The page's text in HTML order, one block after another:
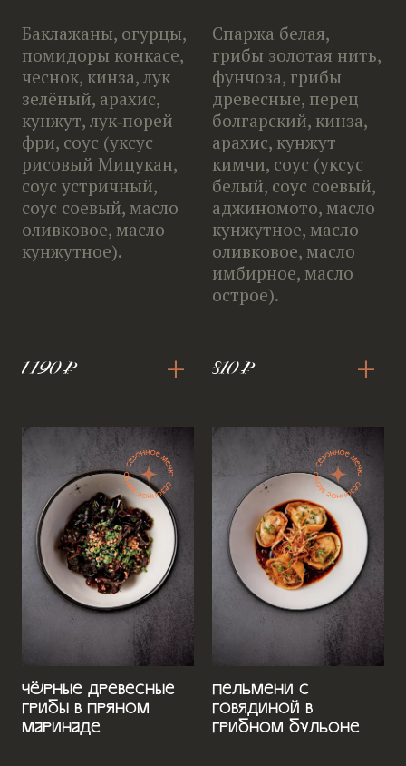
Баклажаны, огурцы,
помидоры конкасе,
чеснок, кинза, лук
зелёный, арахис,
кунжут, лук‑порей
фри, соус (уксус
рисовый Мицукан,
соус устричный,
соус соевый, масло
оливковое, масло
кунжутное).
1 190 ₽ +
Спаржа белая,
грибы золотая нить,
фунчоза, грибы
древесные, перец
болгарский, кинза,
арахис, кунжут
кимчи, соус (уксус
белый, соус соевый,
аджиномото, масло
кунжутное, масло
оливковое, масло
имбирное, масло
острое).
810 ₽ +
Чёрные древесные
грибы в пряном
маринаде
Пельмени с
говядиной в
грибном бульоне